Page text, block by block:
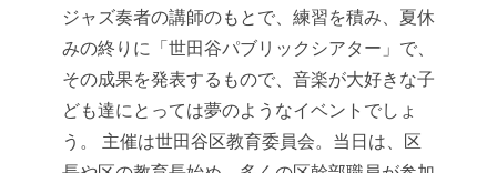
ジャズ奏者の講師のもとで、練習を積み、夏休
みの終りに「世田谷パブリックシアター」で、
その成果を発表するもので、音楽が大好きな子
ども達にとっては夢のようなイベントでしょ
う。
主催は世田谷区教育委員会。当日は、区